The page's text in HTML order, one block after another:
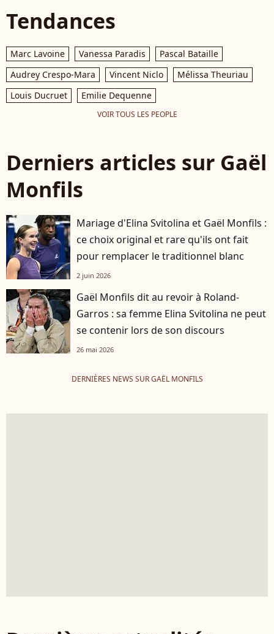
Tendances
Marc Lavoine Vanessa Paradis
Pascal Bataille
Audrey Crespo-Mara
Vincent Niclo
Mélissa Theuriau
Louis Ducruet
Emilie Dequenne
VOIR TOUS LES PEOPLE
Derniers articles sur Gaël
Monfils
Mariage d'Elina Svitolina et Gaël Monfils :
ce choix original et rare qu'ils ont fait
pour remplacer le traditionnel blanc
2 juin 2026
Gaël Monfils dit au revoir à Roland-
Garros : sa femme Elina Svitolina ne peut
se contenir lors de son discours
26 mai 2026
DERNIÈRES NEWS SUR GAËL MONFILS